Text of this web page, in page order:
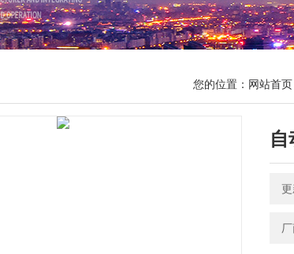
您的位置： 网站首页